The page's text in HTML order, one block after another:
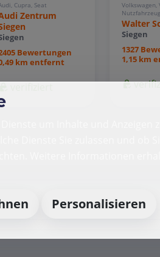
Cupra, Seat
Zentrum
Bewertungen
km entfernt
Volkswagen,
Walter
Siegen
1327
1,15 km
um Inhalte und Anzeigen
Dienste Sie zulassen und ob
Personalisieren